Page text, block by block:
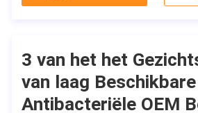
Grootte:
17.5 x 9,5
volwassene
3 van het het
van laag
Antibacteriële OEM